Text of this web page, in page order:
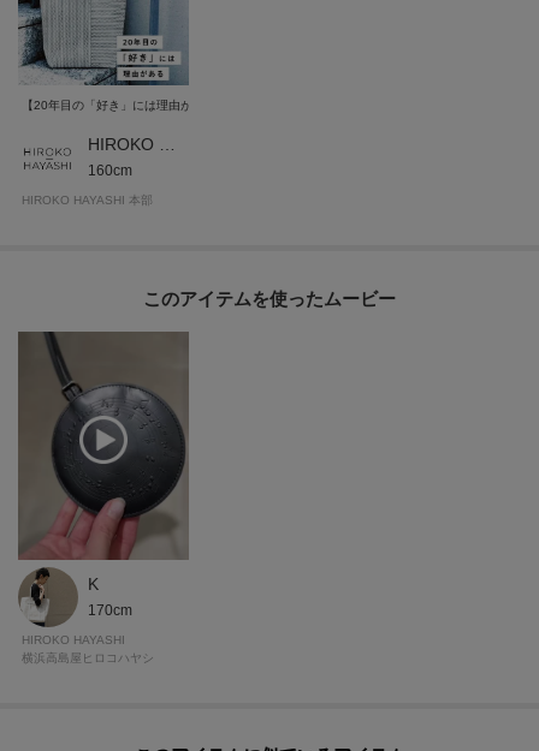
【20年目の「好き」には理由がある】じっくりと眺めたくなる柄 -OTTICA-
160cm
HIROKO HAYASHI 本部
このアイテムを使ったムービー
K
170cm
HIROKO HAYASHI
横浜高島屋ヒロコハヤシ